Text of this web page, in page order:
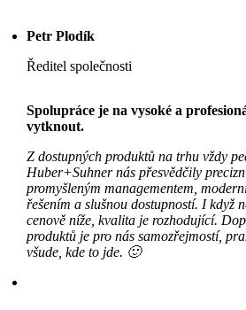
Petr Plodík
Ředitel společnosti
Spolupráce je na vysoké a
vytknout.
Z dostupných produktů na trhu vždy
Huber+Suhner nás přesvědčily
promyšleným managementem,
řešením a slušnou dostupností. I když
cenově níže, kvalita je rozhodující.
produktů je pro nás samozřejmostí,
všude, kde to jde. 🙂